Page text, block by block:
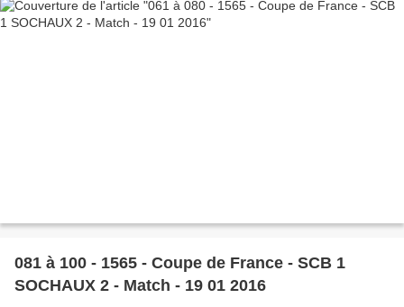
081 à 100 - 1565 - Coupe de France - SCB 1
SOCHAUX 2 - Match - 19 01 2016